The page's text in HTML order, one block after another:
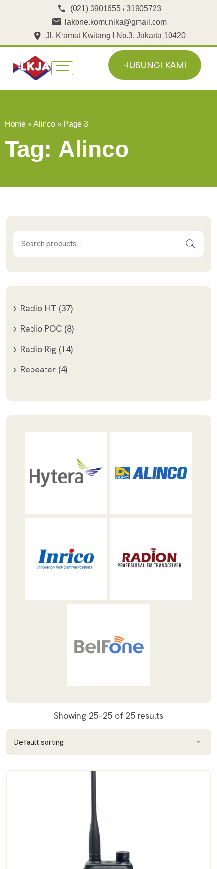
(021) 3901655 / 31905723
lakone.komunika@gmail.com
Jl. Kramat Kwitang I No.3, Jakarta 10420
HUBUNGI KAMI
HUBUNGI KAMI
Home »Alinco » Page 3
Tag: Alinco
Showing 25–25 of 25 results
Radio HT 37
Radio POC 8
Radio Rig 14
Repeater 4